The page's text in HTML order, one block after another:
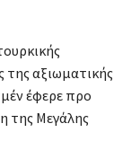
της αξιωματικής
έφερε προ
της Μεγάλης